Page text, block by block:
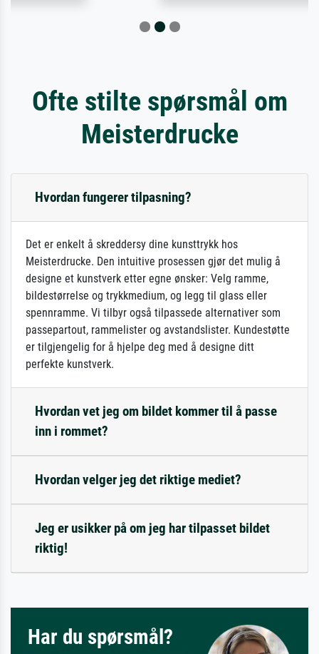
Ofte stilte spørsmål om
Meisterdrucke
Hvordan fungerer tilpasning?
Det er enkelt å skreddersy dine kunsttrykk hos
Meisterdrucke. Den intuitive prosessen gjør det mulig å
designe et kunstverk etter egne ønsker: Velg ramme,
bildestørrelse og trykkmedium, og legg til glass eller
spennramme. Vi tilbyr også tilpassede alternativer som
passepartout, rammelister og avstandslister. Kundestøtte
er tilgjengelig for å hjelpe deg med å designe ditt
perfekte kunstverk.
Hvordan vet jeg om bildet kommer til å passe
inn i rommet?
Hvordan velger jeg det riktige mediet?
Jeg er usikker på om jeg har tilpasset bildet
riktig!
Har du spørsmål?